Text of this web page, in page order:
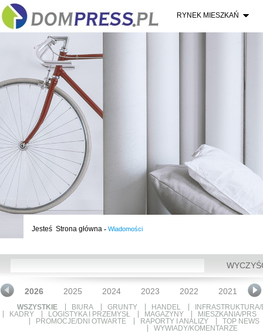
RYNEK MIESZKAŃ
Jesteś Strona główna - Wiadomości
2026 2025 2024 2023 2022 2021
WSZYSTKIE BIURA GRUNTY HANDEL
KADRY
LOGISTYKA I PRZEMYSŁ MAGAZYNY
MIESZKANIA/PRS
PROMOCJE/DNI OTWARTE
RAPORTY I ANALIZY
TOP NEWS
WYWIADY/KOMENTARZE